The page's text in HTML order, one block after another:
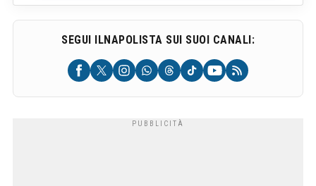
SEGUI ILNAPOLISTA SUI SUOI CANALI: